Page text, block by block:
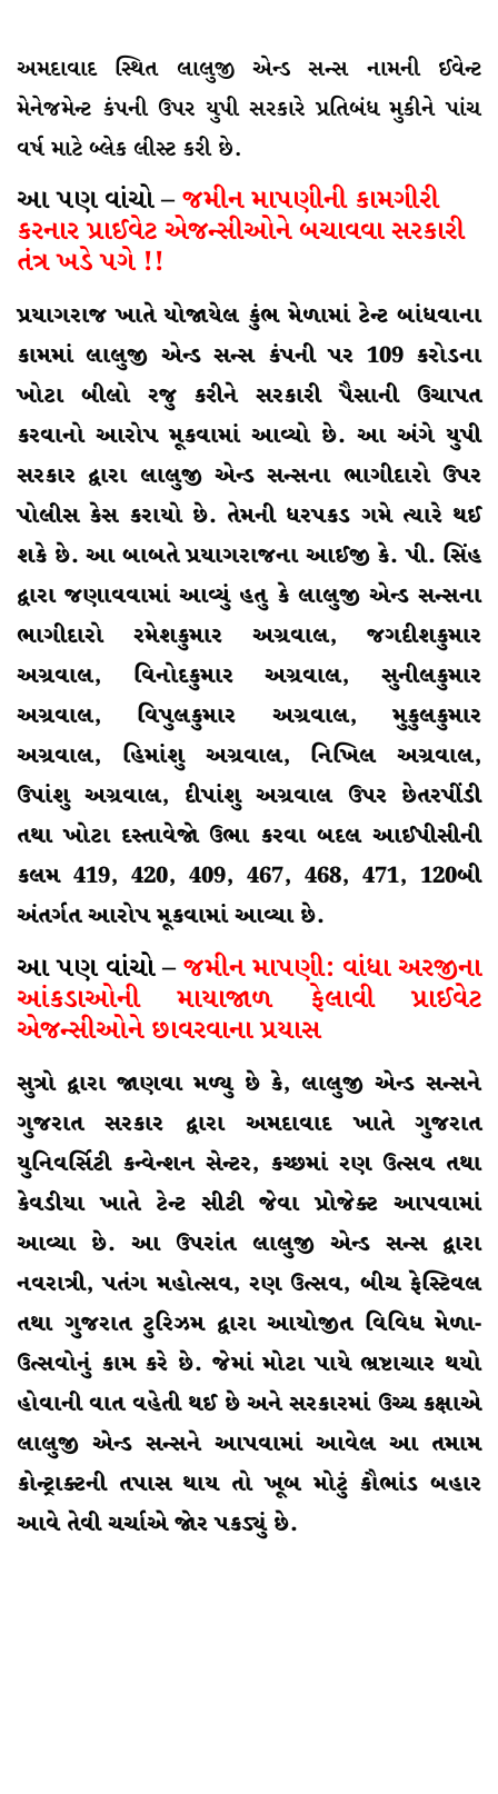
અમદાવાદ સ્થિત લાલુજી એન્ડ સન્સ નામની ઈવેન્ટ
મેનેજમેન્ટ કંપની ઉપર યુપી સરકારે પ્રતિબંધ મુકીને પાંચ
વર્ષ માટે બ્લેક લીસ્ટ કરી છે.
આ પણ વાંચો –જમીન માપણીની કામગીરી
કરનાર પ્રાઈવેટ એજન્સીઓને બચાવવા સરકારી
તંત્ર ખડે પગે !!
પ્રયાગરાજ ખાતે યોજાયેલ કુંભ મેળામાં ટેન્ટ બાંધવાના
કામમાં લાલુજી એન્ડ સન્સ કંપની પર 109 કરોડના
ખોટા બીલો રજુ કરીને સરકારી પૈસાની ઉચાપત
કરવાનો આરોપ મૂકવામાં આવ્યો છે. આ અંગે યુપી
સરકાર દ્વારા લાલુજી એન્ડ સન્સના ભાગીદારો ઉપર
પોલીસ કેસ કરાયો છે. તેમની ધરપકડ ગમે ત્યારે થઈ
શકે છે. આ બાબતે પ્રયાગરાજના આઈજી કે. પી. સિંહ
દ્વારા જણાવવામાં આવ્યું હતુ કે લાલુજી એન્ડ સન્સના
ભાગીદારો રમેશકુમાર અગ્રવાલ, જગદીશકુમાર
અગ્રવાલ, વિનોદકુમાર અગ્રવાલ, સુનીલકુમાર
અગ્રવાલ, વિપુલકુમાર અગ્રવાલ, મુકુલકુમાર
અગ્રવાલ, હિમાંશુ અગ્રવાલ, નિખિલ અગ્રવાલ,
ઉપાંશુ અગ્રવાલ, દીપાંશુ અગ્રવાલ ઉપર છેતરપીંડી
તથા ખોટા દસ્તાવેજો ઉભા કરવા બદલ આઈપીસીની
કલમ 419, 420, 409, 467, 468, 471, 120બી
અંતર્ગત આરોપ મૂકવામાં આવ્યા છે.
આ પણ વાંચો –જમીન માપણી: વાંધા અરજીના
આંકડાઓની માયાજાળ ફેલાવી પ્રાઈવેટ
એજન્સીઓને છાવરવાના પ્રયાસ
સુત્રો દ્વારા જાણવા મળ્યુ છે કે, લાલુજી એન્ડ સન્સને
ગુજરાત સરકાર દ્વારા અમદાવાદ ખાતે ગુજરાત
યુનિવર્સિટી કન્વેન્શન સેન્ટર, કચ્છમાં રણ ઉત્સવ તથા
કેવડીયા ખાતે ટેન્ટ સીટી જેવા પ્રોજેક્ટ આપવામાં
આવ્યા છે. આ ઉપરાંત લાલુજી એન્ડ સન્સ દ્વારા
નવરાત્રી, પતંગ મહોત્સવ, રણ ઉત્સવ, બીચ ફેસ્ટિવલ
તથા ગુજરાત ટુરિઝમ દ્વારા આયોજીત વિવિધ મેળા-
ઉત્સવોનું કામ કરે છે. જેમાં મોટા પાયે ભ્રષ્ટાચાર થયો
હોવાની વાત વહેતી થઈ છે અને સરકારમાં ઉચ્ચ કક્ષાએ
લાલુજી એન્ડ સન્સને આપવામાં આવેલ આ તમામ
કોન્ટ્રાક્ટની તપાસ થાય તો ખૂબ મોટું કૌભાંડ બહાર
આવે તેવી ચર્ચાએ જોર પકડ્યું છે.